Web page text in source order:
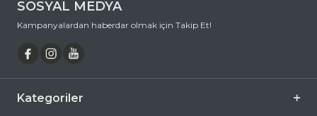
SOSYAL MEDYA
Kampanyalardan haberdar olmak için Takip Et!
Kategoriler